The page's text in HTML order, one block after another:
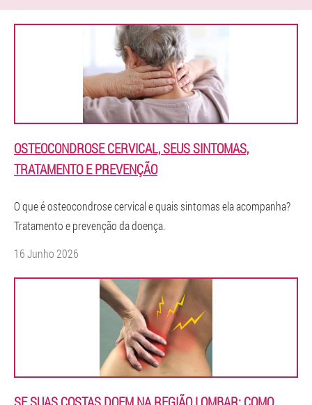
OSTEOCONDROSE CERVICAL, SEUS SINTOMAS,
TRATAMENTO E PREVENÇÃO
O que é osteocondrose cervical e quais sintomas ela acompanha?
Tratamento e prevenção da doença.
16 Junho 2026